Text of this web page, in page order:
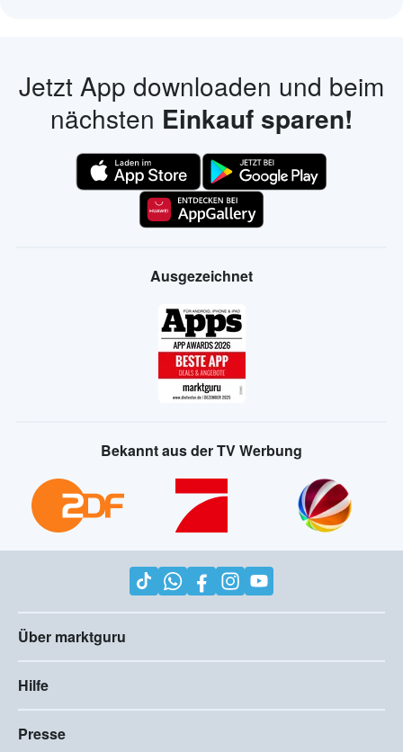
Jetzt App downloaden und beim
nächsten Einkauf sparen!
Ausgezeichnet
Bekannt aus der TV Werbung
Über marktguru
Hilfe
Presse